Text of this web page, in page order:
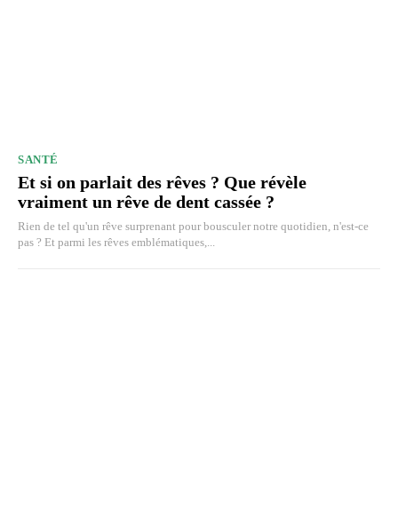
SANTÉ
Et si on parlait des rêves ? Que révèle
vraiment un rêve de dent cassée ?
Rien de tel qu'un rêve surprenant pour bousculer notre quotidien, n'est-ce
pas ? Et parmi les rêves emblématiques,...